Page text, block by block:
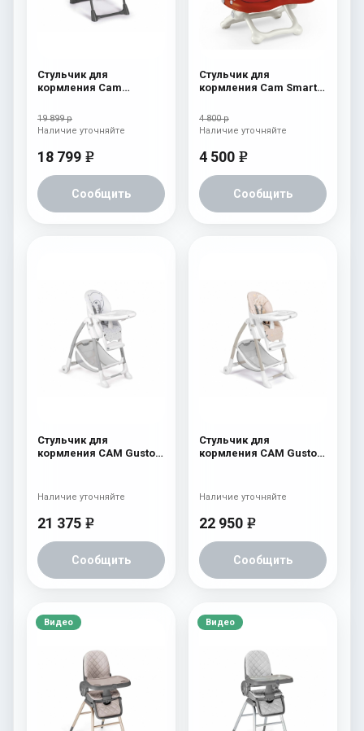
Стульчик для
кормления Cam
мятный
19 899 р
18 799 e
Сообщить
Наличие уточняйте
Стульчик для
кормления Cam Smarty
4 800 р
4 500 e
Сообщить
Наличие уточняйте
Стульчик для
кормления CAM Gusto
21 375 e
Сообщить
Наличие уточняйте
Стульчик для
кормления CAM Gusto
22 950 e
Сообщить
Наличие уточняйте
Видео Видео